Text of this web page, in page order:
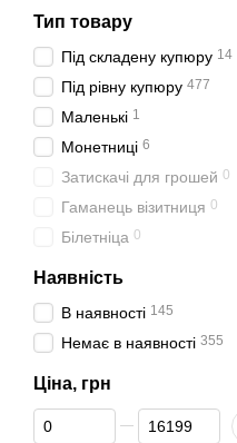
Тип товару
Під складену купюру 14
Під рівну купюру 477
Маленькі 1
Монетниці 6
Затискачі для грошей 0
Гаманець візитниця 0
Білетніца 0
Наявність
В наявності 145
Немає в наявності 355
Ціна, грн
Від Ціна, грн
До Ціна, грн